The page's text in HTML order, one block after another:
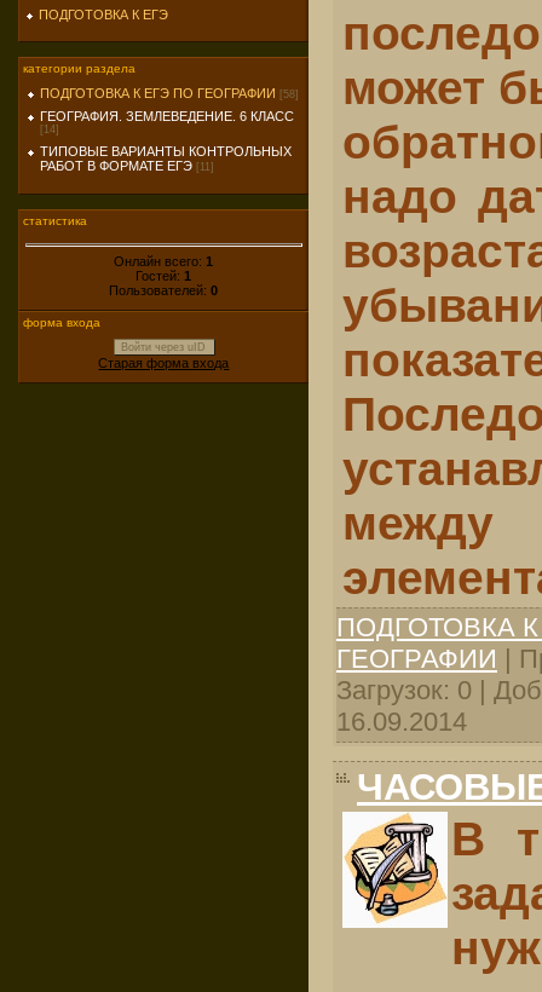
ПОДГОТОВКА К ЕГЭ
категории раздела
ПОДГОТОВКА К ЕГЭ ПО ГЕОГРАФИИ [58]
ГЕОГРАФИЯ. ЗЕМЛЕВЕДЕНИЕ. 6 КЛАСС
[14]
ТИПОВЫЕ ВАРИАНТЫ КОНТРОЛЬНЫХ
РАБОТ В ФОРМАТЕ ЕГЭ [11]
статистика
Онлайн всего: 1
Гостей: 1
Пользователей:0
форма входа
Войти через uID
Старая форма входа
может
надо
ПОДГОТОВКА
ГЕОГРАФИИ |
Загрузок: 0 |
16.09.2014
В